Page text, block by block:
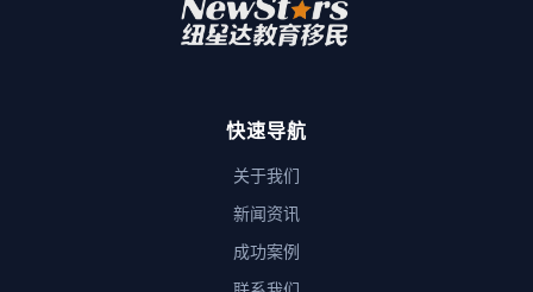
快速导航
关于我们
新闻资讯
成功案例